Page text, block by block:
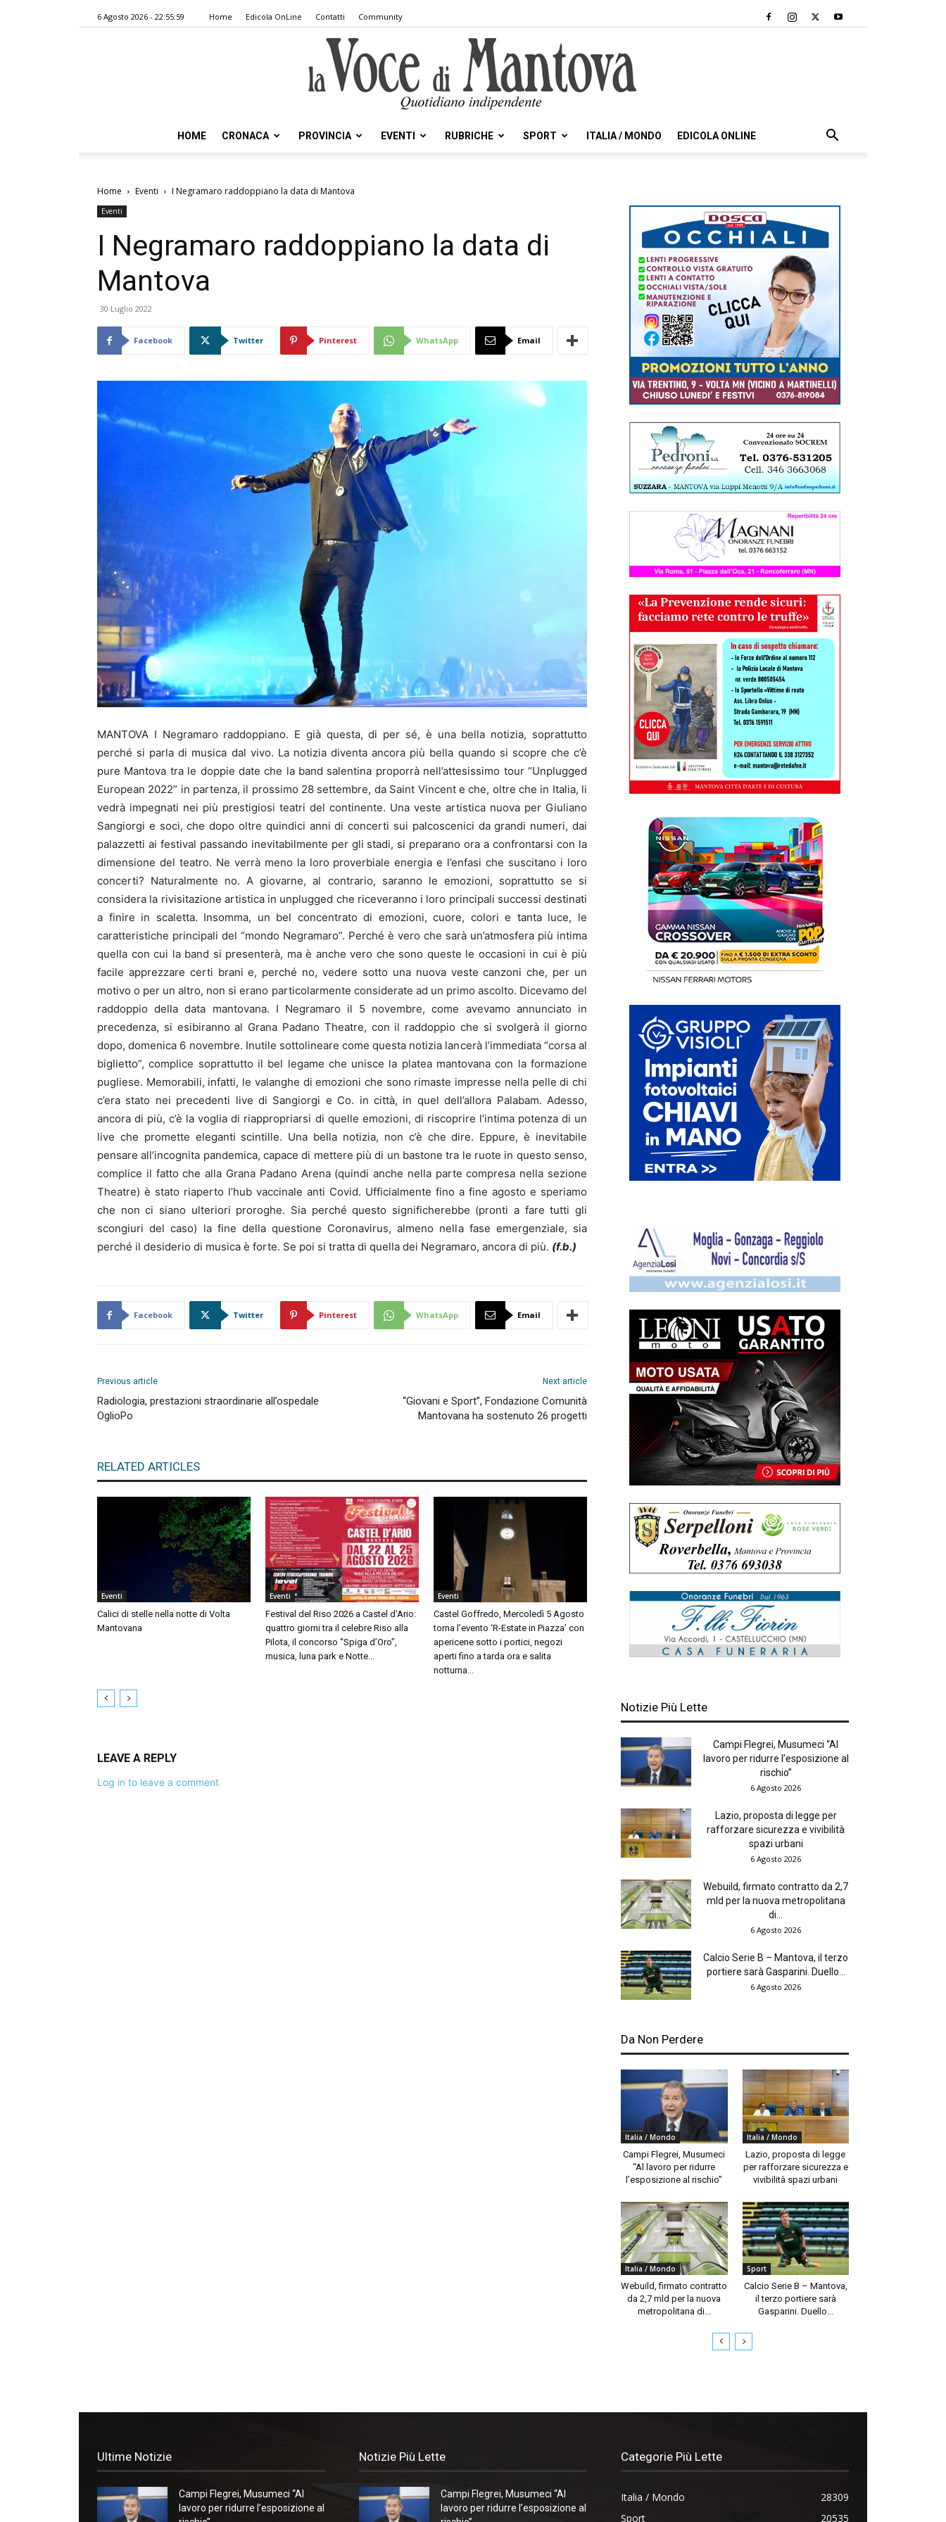
6 Agosto 2026 - 22:55:59 Home Edicola OnLine Contatti Community
Voce
Mantova
HOME CRONACA PROVINCIA EVENTI RUBRICHE SPORT ITALIA / MONDO EDICOLA ONLINE
Home Eventi I Negramaro raddoppiano la data di Mantova
Eventi
I Negramaro raddoppiano la data di
Mantova
30 Luglio 2022
Facebook Twitter Pinterest WhatsApp Email
MANTOVA I Negramaro raddoppiano. E già questa, di per sé, è una bella notizia, soprattutto
perché si parla di musica dal vivo. La notizia diventa ancora più bella quando si scopre che c’è
pure Mantova tra le doppie date che la band salentina proporrà nell’attesissimo tour “Unplugged
European 2022” in partenza, il prossimo 28 settembre, da Saint Vincent e che, oltre che in Italia, li
vedrà impegnati nei più prestigiosi teatri del continente. Una veste artistica nuova per Giuliano
Sangiorgi e soci, che dopo oltre quindici anni di concerti sui palcoscenici da grandi numeri, dai
palazzetti ai festival passando inevitabilmente per gli stadi, si preparano ora a confrontarsi con la
dimensione del teatro. Ne verrà meno la loro proverbiale energia e l’enfasi che suscitano i loro
concerti? Naturalmente no. A giovarne, al contrario, saranno le emozioni, soprattutto se si
considera la rivisitazione artistica in unplugged che riceveranno i loro principali successi destinati
a finire in scaletta. Insomma, un bel concentrato di emozioni, cuore, colori e tanta luce, le
caratteristiche principali del “mondo Negramaro”. Perché è vero che sarà un’atmosfera più intima
quella con cui la band si presenterà, ma è anche vero che sono queste le occasioni in cui è più
facile apprezzare certi brani e, perché no, vedere sotto una nuova veste canzoni che, per un
motivo o per un altro, non si erano particolarmente considerate ad un primo ascolto. Dicevamo del
raddoppio della data mantovana. I Negramaro il 5 novembre, come avevamo annunciato in
precedenza, si esibiranno al Grana Padano Theatre, con il raddoppio che si svolgerà il giorno
dopo, domenica 6 novembre. Inutile sottolineare come questa notizia lancerà l’immediata “corsa al
biglietto”, complice soprattutto il bel legame che unisce la platea mantovana con la formazione
pugliese. Memorabili, infatti, le valanghe di emozioni che sono rimaste impresse nella pelle di chi
c’era stato nei precedenti live di Sangiorgi e Co. in città, in quel dell’allora Palabam. Adesso,
ancora di più, c’è la voglia di riappropriarsi di quelle emozioni, di riscoprire l’intima potenza di un
live che promette eleganti scintille. Una bella notizia, non c’è che dire. Eppure, è inevitabile
pensare all’incognita pandemica, capace di mettere più di un bastone tra le ruote in questo senso,
complice il fatto che alla Grana Padano Arena (quindi anche nella parte compresa nella sezione
Theatre) è stato riaperto l’hub vaccinale anti Covid. Ufficialmente fino a fine agosto e speriamo
che non ci siano ulteriori proroghe. Sia perché questo significherebbe (pronti a fare tutti gli
scongiuri del caso) la fine della questione Coronavirus, almeno nella fase emergenziale, sia
perché il desiderio di musica è forte. Se poi si tratta di quella dei Negramaro, ancora di più. (f.b.)
Facebook Twitter Pinterest WhatsApp Email
Previous article
Radiologia, prestazioni straordinarie all’ospedale
OglioPo
Next article
“Giovani e Sport”, Fondazione Comunità
Mantovana ha sostenuto 26 progetti
RELATED ARTICLES
Eventi
Calici di stelle nella notte di Volta
Mantovana
Eventi
Festival del Riso 2026 a Castel d’Ario:
quattro giorni tra il celebre Riso alla
Pilota, il concorso “Spiga d’Oro”,
musica, luna park e Notte...
Eventi
Castel Goffredo, Mercoledì 5 Agosto
torna l’evento ‘R-Estate in Piazza’ con
apericene sotto i portici, negozi
aperti fino a tarda ora e salita
notturna...
LEAVE A REPLY
Log in to leave a comment
Notizie Più Lette
Campi Flegrei, Musumeci “Al
lavoro per ridurre l’esposizione al
rischio”
6 Agosto 2026
Lazio, proposta di legge per
rafforzare sicurezza e vivibilità
spazi urbani
6 Agosto 2026
Webuild, firmato contratto da 2,7
mld per la nuova metropolitana
di...
6 Agosto 2026
Calcio Serie B – Mantova, il terzo
portiere sarà Gasparini. Duello...
6 Agosto 2026
Da Non Perdere
Italia / Mondo
Campi Flegrei, Musumeci
“Al lavoro per ridurre
l’esposizione al rischio”
Italia / Mondo
Lazio, proposta di legge
per rafforzare sicurezza e
vivibilità spazi urbani
Italia / Mondo
Webuild, firmato contratto
da 2,7 mld per la nuova
metropolitana di...
Sport
Calcio Serie B – Mantova,
il terzo portiere sarà
Gasparini. Duello...
Ultime Notizie
Campi Flegrei, Musumeci “Al
lavoro per ridurre l’esposizione al
Notizie Più Lette
Campi Flegrei, Musumeci “Al
lavoro per ridurre l’esposizione al
Categorie Più Lette
Italia / Mondo
28309
Sport
20535